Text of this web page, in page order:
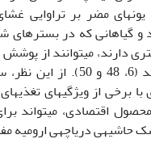
مضر بر تراوایی
گیاهانی که در بستر­های
دارند، می­توانند از
برخوردار باشند (6، 48 و
با برخی از ویژگی­های
اقتصادی، می­تواند
حاشیه­ی دریاچه­ی ارومیه